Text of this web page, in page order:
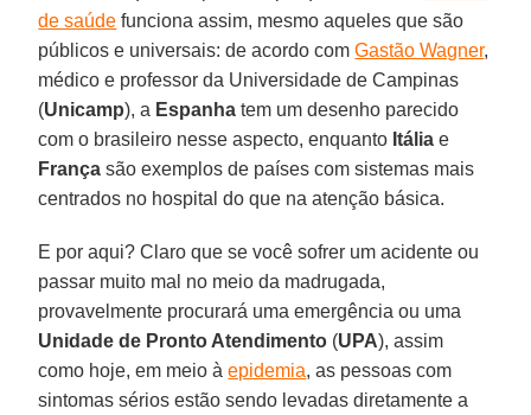
de saúde funciona assim, mesmo aqueles que são
públicos e universais: de acordo comGastão Wagner,
médico e professor da Universidade de Campinas
(Unicamp), a Espanha tem um desenho parecido
com o brasileiro nesse aspecto, enquanto Itália e
França são exemplos de países com sistemas mais
centrados no hospital do que na atenção básica.
E por aqui? Claro que se você sofrer um acidente ou
passar muito mal no meio da madrugada,
provavelmente procurará uma emergência ou uma
Unidade de Pronto Atendimento (UPA), assim
como hoje, em meio àepidemia, as pessoas com
sintomas sérios estão sendo levadas diretamente a